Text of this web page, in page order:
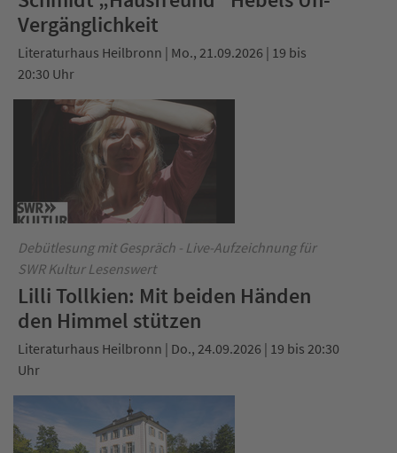
Vergänglichkeit
Literaturhaus Heilbronn | Mo., 21.09.2026 | 19 bis
20:30 Uhr
Debütlesung mit Gespräch - Live-Aufzeichnung für
SWR Kultur Lesenswert
Lilli Tollkien: Mit beiden Händen
den Himmel stützen
Literaturhaus Heilbronn | Do., 24.09.2026 | 19 bis 20:30
Uhr